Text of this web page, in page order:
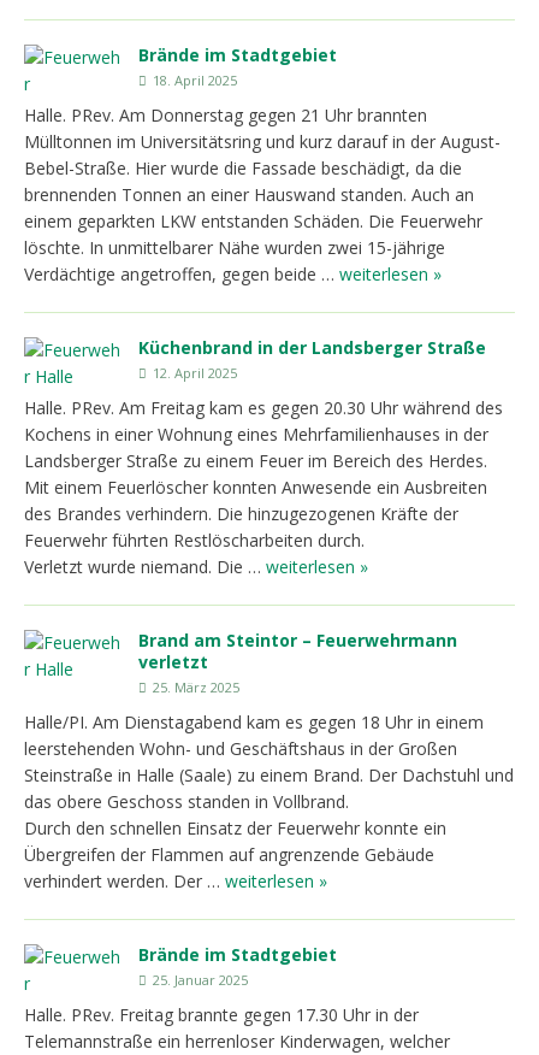
Brände im Stadtgebiet
18. April 2025
Halle. PRev. Am Donnerstag gegen 21 Uhr brannten
Mülltonnen im Universitätsring und kurz darauf in der August-
Bebel-Straße. Hier wurde die Fassade beschädigt, da die
brennenden Tonnen an einer Hauswand standen. Auch an
einem geparkten LKW entstanden Schäden. Die Feuerwehr
löschte. In unmittelbarer Nähe wurden zwei 15-jährige
Verdächtige angetroffen, gegen beide … weiterlesen »
Küchenbrand in der Landsberger Straße
12. April 2025
Halle. PRev. Am Freitag kam es gegen 20.30 Uhr während des
Kochens in einer Wohnung eines Mehrfamilienhauses in der
Landsberger Straße zu einem Feuer im Bereich des Herdes.
Mit einem Feuerlöscher konnten Anwesende ein Ausbreiten
des Brandes verhindern. Die hinzugezogenen Kräfte der
Feuerwehr führten Restlöscharbeiten durch.
Verletzt wurde niemand. Die … weiterlesen »
Brand am Steintor – Feuerwehrmann
verletzt
25. März 2025
Halle/PI. Am Dienstagabend kam es gegen 18 Uhr in einem
leerstehenden Wohn- und Geschäftshaus in der Großen
Steinstraße in Halle (Saale) zu einem Brand. Der Dachstuhl und
das obere Geschoss standen in Vollbrand.
Durch den schnellen Einsatz der Feuerwehr konnte ein
Übergreifen der Flammen auf angrenzende Gebäude
verhindert werden. Der … weiterlesen »
Brände im Stadtgebiet
25. Januar 2025
Halle. PRev. Freitag brannte gegen 17.30 Uhr in der
Telemannstraße ein herrenloser Kinderwagen, welcher